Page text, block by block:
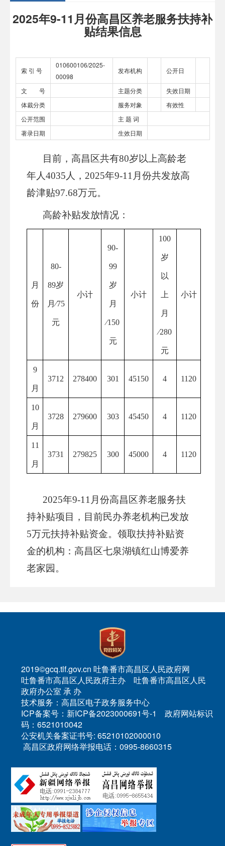
2025年9-11月份高昌区养老服务扶持补
贴结果信息
索 引 号
010600106/2025-
00098
发布机构 公开日
文 号 主题分类
失效日期
体裁分类
服务对象
有效性
公开范围
主 题 词
著录日期
生效日期
目前，高昌区共有80岁以上高龄老
年人4035人，2025年9-11月份共发放高
龄津贴97.68万元。
高龄补贴发放情况：
月
份
80-
89岁
月∕75
元
小计
90-
99
岁
月
∕150
元
小计
100
岁
以
上
月
∕280
元
小计
9
月
3712 278400 301 45150 4 1120
10
月
3728 279600 303 45450 4 1120
11
月
3731 279825 300 45000 4 1120
2025年9-11月份高昌区养老服务扶
持补贴项目，目前民办养老机构已发放
5万元扶持补贴资金。领取扶持补贴资
金的机构：高昌区七泉湖镇红山博爱养
老家园。
2019©gcq.tlf.gov.cn 吐鲁番市高昌区人民政府网
吐鲁番市高昌区人民政府主办 吐鲁番市高昌区人民
政府办公室 承 办
技术服务：高昌区电子政务服务中心
ICP备案号：新ICP备2023000691号-1 政府网站标识
码：6521010042
公安机关备案证书号: 65210102000010
高昌区政府网络举报电话：0995-8660315